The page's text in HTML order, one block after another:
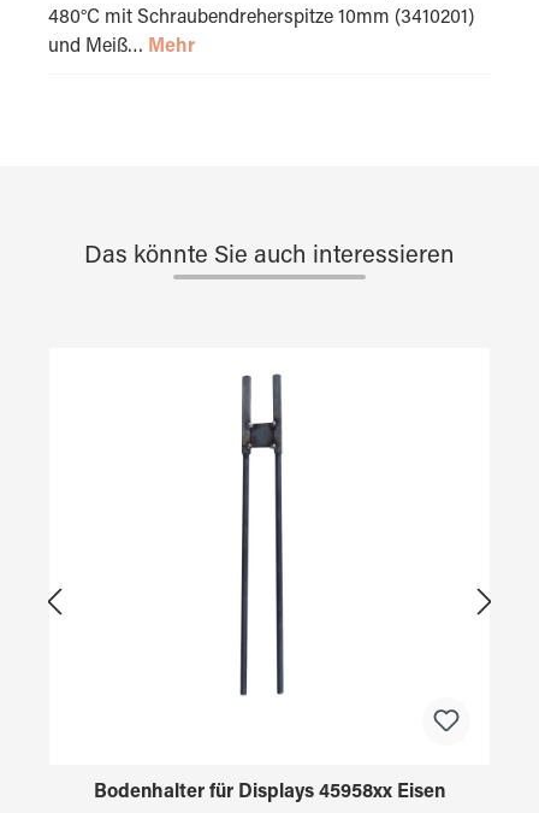
480°C mit Schraubendreherspitze 10mm (3410201)
und Meiß… Mehr
Das könnte Sie auch interessieren
Bodenhalter für Displays 45958xx Eisen